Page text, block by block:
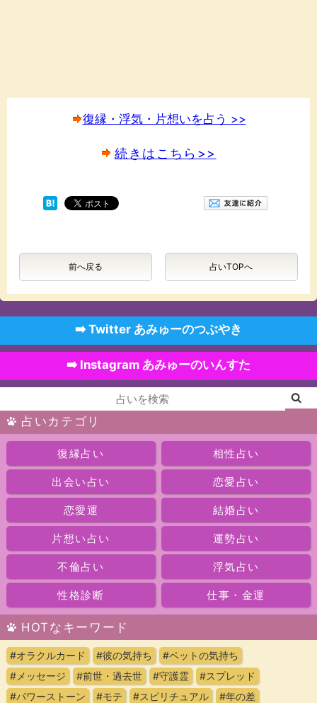
復縁・浮気・片想いを占う >>
続きはこちら>>
前へ戻る 占いTOPへ
➡️ Twitter あみゅーのつぶやき
➡️ Instagram あみゅーのいんすた
占いカテゴリ
復縁占い 相性占い
出会い占い 恋愛占い
恋愛運 結婚占い
片想い占い 運勢占い
不倫占い 浮気占い
性格診断 仕事・金運
HOTなキーワード
#オラクルカード #彼の気持ち
#ペットの気持ち
#メッセージ
#前世・過去世 #守護霊
#スプレッド
#パワーストーン
#モテ #スピリチュアル
#年の差